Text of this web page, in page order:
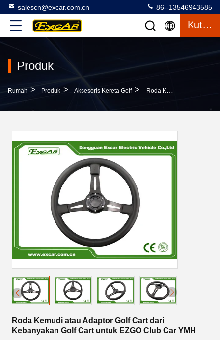
salescn@excar.com.cn 86--13546943585
Kutipan
Produk
Rumah > Produk > Aksesoris Kereta Golf > Roda Kemudi Atau Adaptor Golf Cart Dari Kebanyakan Golf Cart Untuk EZGO Club Car YMH
Roda Kemudi atau Adaptor Golf Cart dari
Kebanyakan Golf Cart untuk EZGO Club Car YMH